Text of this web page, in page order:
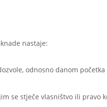
nastaje:
odnosno danom
se stječe vlasništvo ili pravo